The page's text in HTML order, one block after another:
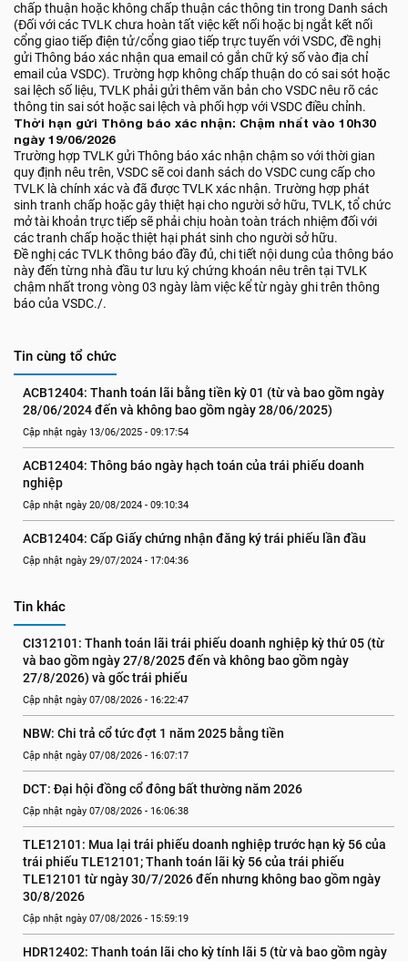
chấp thuận hoặc không chấp thuận các thông tin trong Danh sách
(Đối với các TVLK chưa hoàn tất việc kết nối hoặc bị ngắt kết nối
cổng giao tiếp điện tử/cổng giao tiếp trực tuyến với VSDC, đề nghị
gửi Thông báo xác nhận qua email có gắn chữ ký số vào địa chỉ
email của VSDC). Trường hợp không chấp thuận do có sai sót hoặc
sai lệch số liệu, TVLK phải gửi thêm văn bản cho VSDC nêu rõ các
thông tin sai sót hoặc sai lệch và phối hợp với VSDC điều chỉnh.
Thời hạn gửi Thông báo xác nhận: Chậm nhất vào 10h30
ngày 19/06/2026
Trường hợp TVLK gửi Thông báo xác nhận chậm so với thời gian
quy định nêu trên, VSDC sẽ coi danh sách do VSDC cung cấp cho
TVLK là chính xác và đã được TVLK xác nhận. Trường hợp phát
sinh tranh chấp hoặc gây thiệt hại cho người sở hữu, TVLK, tổ chức
mở tài khoản trực tiếp sẽ phải chịu hoàn toàn trách nhiệm đối với
các tranh chấp hoặc thiệt hại phát sinh cho người sở hữu.
Đề nghị các TVLK thông báo đầy đủ, chi tiết nội dung của thông báo
này đến từng nhà đầu tư lưu ký chứng khoán nêu trên tại TVLK
chậm nhất trong vòng 03 ngày làm việc kể từ ngày ghi trên thông
báo của VSDC./.
Tin cùng tổ chức
ACB12404: Thanh toán lãi bằng tiền kỳ 01 (từ và bao gồm ngày
28/06/2024 đến và không bao gồm ngày 28/06/2025)
Cập nhật ngày 13/06/2025 - 09:17:54
ACB12404: Thông báo ngày hạch toán của trái phiếu doanh
nghiệp
Cập nhật ngày 20/08/2024 - 09:10:34
ACB12404: Cấp Giấy chứng nhận đăng ký trái phiếu lần đầu
Cập nhật ngày 29/07/2024 - 17:04:36
Tin khác
CI312101: Thanh toán lãi trái phiếu doanh nghiệp kỳ thứ 05 (từ
và bao gồm ngày 27/8/2025 đến và không bao gồm ngày
27/8/2026) và gốc trái phiếu
Cập nhật ngày 07/08/2026 - 16:22:47
NBW: Chi trả cổ tức đợt 1 năm 2025 bằng tiền
Cập nhật ngày 07/08/2026 - 16:07:17
DCT: Đại hội đồng cổ đông bất thường năm 2026
Cập nhật ngày 07/08/2026 - 16:06:38
TLE12101: Mua lại trái phiếu doanh nghiệp trước hạn kỳ 56 của
trái phiếu TLE12101; Thanh toán lãi kỳ 56 của trái phiếu
TLE12101 từ ngày 30/7/2026 đến nhưng không bao gồm ngày
30/8/2026
Cập nhật ngày 07/08/2026 - 15:59:19
HDR12402: Thanh toán lãi cho kỳ tính lãi 5 (từ và bao gồm ngày